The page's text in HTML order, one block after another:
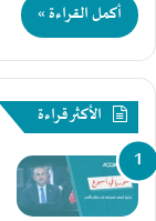
أكمل القراءة »
الأكثر قراءة